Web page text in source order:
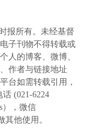
报所有。未经基督
子刊物不得转载或
人的博客、微博、
作者与链接地址
台如需转载引用，
(021-6224
），微信
其他使用。